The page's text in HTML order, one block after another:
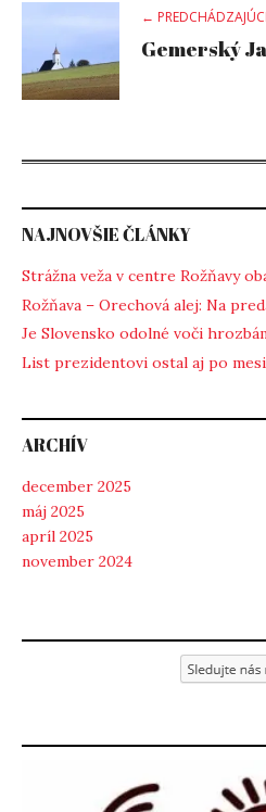
Post
navigation
←
Gemerský
NAJNOVŠIE ČLÁNKY
Strážna veža v centre Rožňavy
Rožňava – Orechová alej: Na
Je Slovensko odolné voči
List prezidentovi ostal aj po
ARCHÍV
december 2025
máj 2025
apríl 2025
november 2024